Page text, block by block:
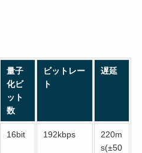
量子
化ビ
ット
数
ビットレー
ト
遅延
16bit 192kbps
220m
s(±50